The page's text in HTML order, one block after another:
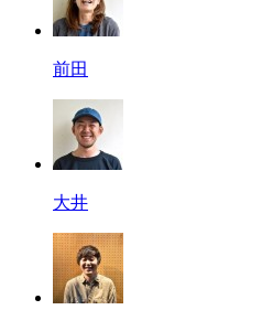
前田
大井